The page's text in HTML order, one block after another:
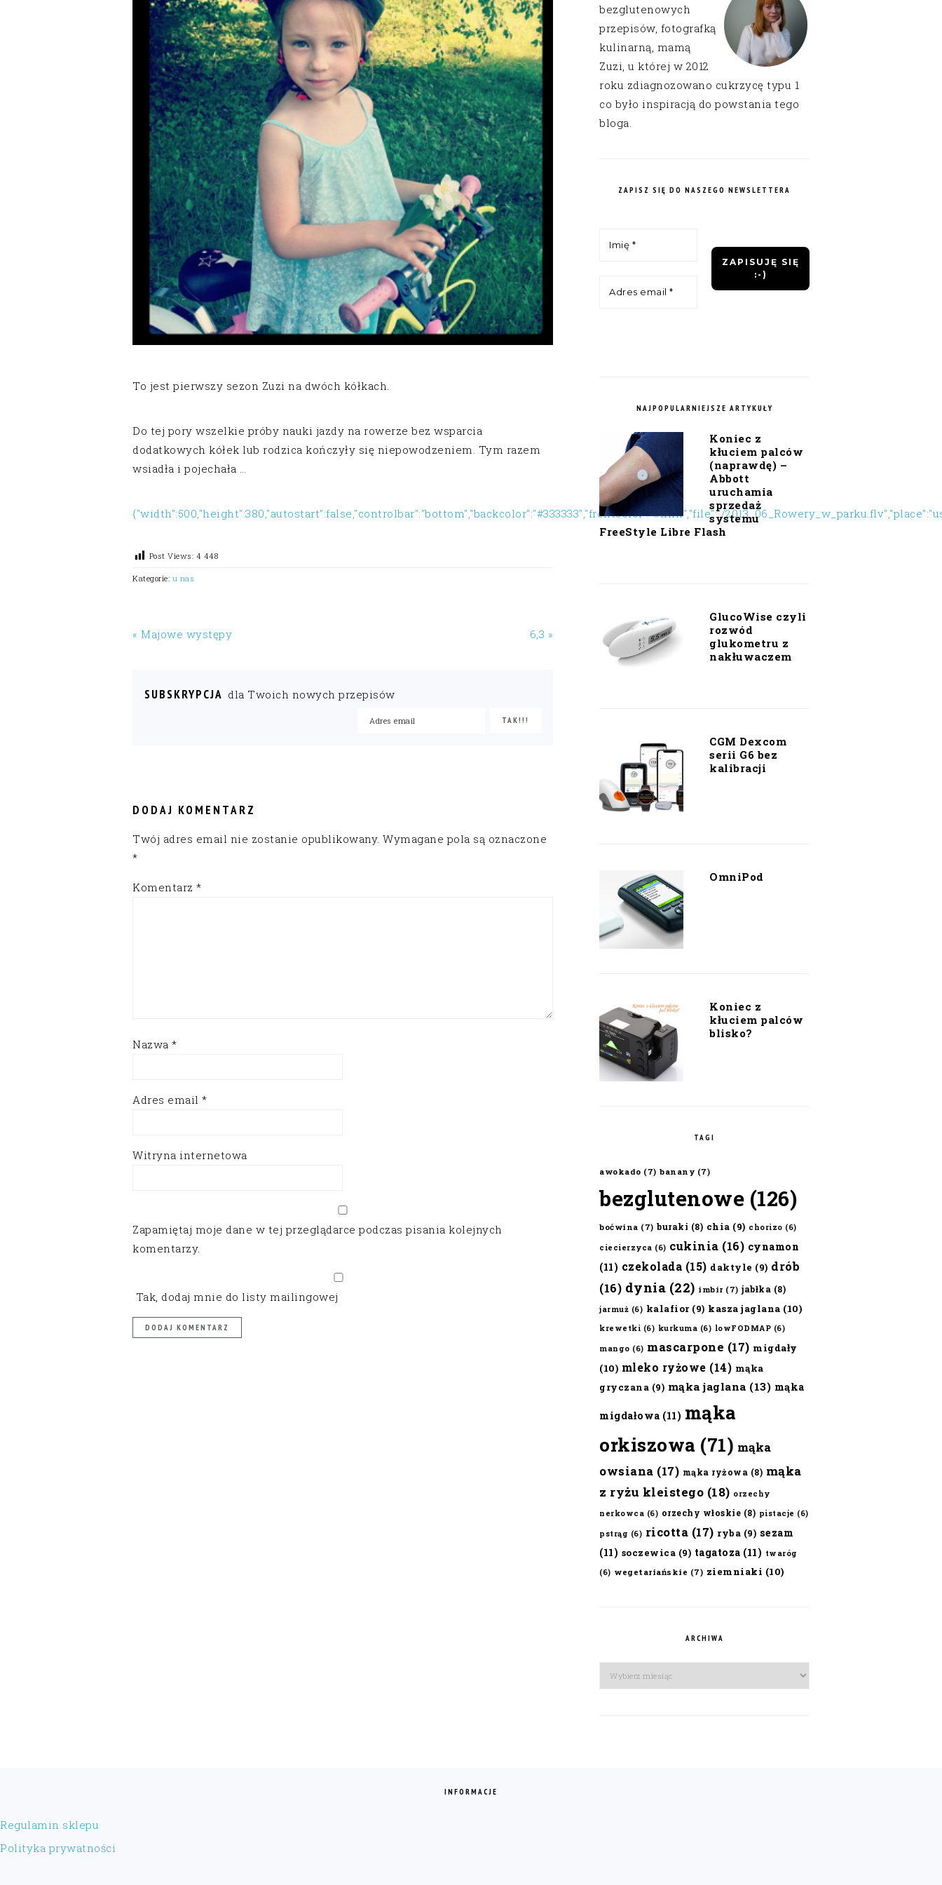
To jest pierwszy sezon Zuzi na dwóch kółkach.
Do tej pory wszelkie próby nauki jazdy na rowerze bez wsparcia
dodatkowych kółek lub rodzica kończyły się niepowodzeniem. Tym razem
wsiadła i pojechała …
{"width":500,"height":380,"autostart":false,"controlbar":"bottom","backcolor":"#333333","frontcolor":"#ffffff","file":"/
Post Views: 4 448
Kategorie: u nas
« Majowe występy 6,3 »
SUBSKRYPCJA dla Twoich nowych przepisów
DODAJ KOMENTARZ
Twój adres email nie zostanie opublikowany. Wymagane pola są oznaczone
*
Komentarz *
Nazwa *
Adres email *
Witryna internetowa
Zapamiętaj moje dane w tej przeglądarce podczas pisania kolejnych
komentarzy.
Tak, dodaj mnie do listy mailingowej
bezglutenowych
przepisów, fotografką
kulinarną, mamą
Zuzi, u której w 2012
roku zdiagnozowano cukrzycę typu 1
co było inspiracją do powstania tego
bloga.
ZAPISZ SIĘ DO NASZEGO NEWSLETTERA
NAJPOPULARNIEJSZE ARTYKUŁY
Koniec z
kłuciem palców
(naprawdę) –
Abbott
uruchamia
sprzedaż
systemu
FreeStyle Libre Flash
GlucoWise czyli
rozwód
glukometru z
nakłuwaczem
CGM Dexcom
serii G6 bez
kalibracji
OmniPod
Koniec z
kłuciem palców
blisko?
TAGI
awokado (7) banany (7)
bezglutenowe (126)
boćwina (7) buraki (8) chia (9) chorizo (6)
ciecierzyca (6) cukinia (16) cynamon
(11) czekolada (15) daktyle (9) drób
(16) dynia (22) imbir (7) jabłka (8)
jarmuż (6) kalafior(9) kasza jaglana (10)
krewetki (6) kurkuma (6) lowFODMAP (6)
mango (6) mascarpone (17) migdały
(10) mleko ryżowe (14) mąka
gryczana (9) mąka jaglana (13) mąka
migdałowa (11) mąka
orkiszowa (71) mąka
owsiana (17) mąka ryżowa (8) mąka
z ryżu kleistego (18) orzechy
nerkowca (6) orzechy włoskie (8) pistacje (6)
pstrąg (6) ricotta (17) ryba (9) sezam
(11) soczewica (9) tagatoza (11) twaróg
(6) wegetariańskie (7) ziemniaki (10)
ARCHIWA
Archiwa
INFORMACJE
Regulamin sklepu
Polityka prywatności